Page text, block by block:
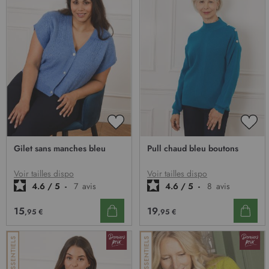
AJOUTER
D’ENVIE
Gilet sans manches bleu
Voir tailles dispo
4.6 / 5 - 7 avis
15,95 €
Pull chaud bleu boutons
Voir tailles dispo
4.6 / 5 - 8 avis
19,95 €